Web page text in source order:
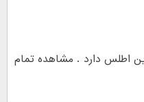
نوشته در نوین اطلس دارد . مشاهده تمام